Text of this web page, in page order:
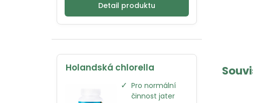
Detail produktu
Holandská chlorella
✓ Pro normální
činnost jater